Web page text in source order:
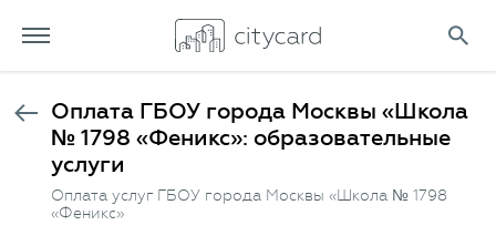
Оплата ГБОУ города Москвы «Школа
№ 1798 «Феникс»: образовательные
услуги
Оплата услуг ГБОУ города Москвы «Школа № 1798
«Феникс»